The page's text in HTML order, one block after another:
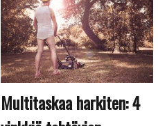
Multitaskaa harkiten: 4